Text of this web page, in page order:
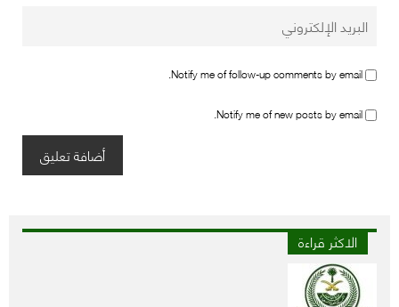
Notify me of follow-up comments by email.
Notify me of new posts by email.
الاكثر قراءة